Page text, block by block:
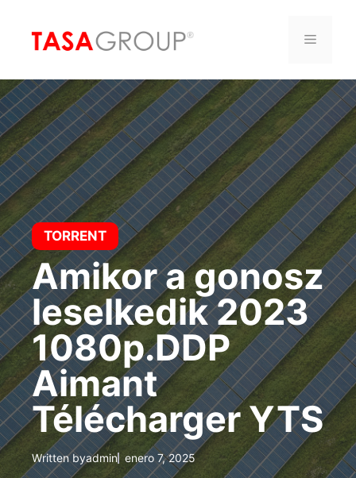
contenido
Menú
TORRENT
Amikor a gonosz
leselkedik 2023
1080p.DDP
Aimant
Télécharger YTS
Written byadmin enero 7, 2025